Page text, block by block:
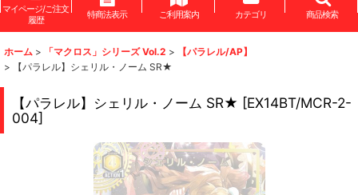
マイページ/ご注文
履歴
特商法表示 ご利用案内 カテゴリ 商品検索
ホーム > 「マクロス」シリーズ Vol.2 >
【パラレル/AP】
>
【パラレル】シェリル・ノーム SR★
【パラレル】シェリル・ノーム SR★ [EX14BT/MCR-2-
004]